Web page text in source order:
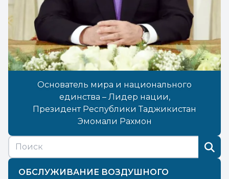
Основатель мира и национального
единства – Лидер нации,
Президент Республики Таджикистан
Эмомали Рахмон
ОБСЛУЖИВАНИЕ ВОЗДУШНОГО